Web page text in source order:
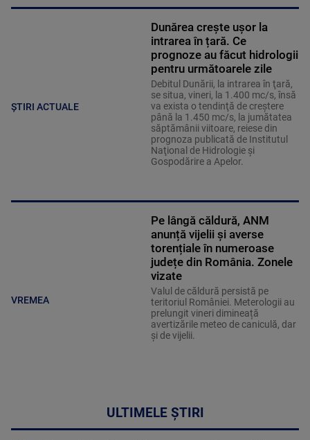
ȘTIRI ACTUALE
Dunărea crește ușor la
intrarea în țară. Ce
prognoze au făcut hidrologii
pentru următoarele zile
Debitul Dunării, la intrarea în ţară,
se situa, vineri, la 1.400 mc/s, însă
va exista o tendinţă de creştere
până la 1.450 mc/s, la jumătatea
săptămânii viitoare, reiese din
prognoza publicată de Institutul
Naţional de Hidrologie şi
Gospodărire a Apelor.
VREMEA
Pe lângă căldură, ANM
anunță vijelii și averse
torențiale în numeroase
județe din România. Zonele
vizate
Valul de căldură persistă pe
teritoriul României. Meterologii au
prelungit vineri dimineață
avertizările meteo de caniculă, dar
și de vijelii.
ULTIMELE ȘTIRI